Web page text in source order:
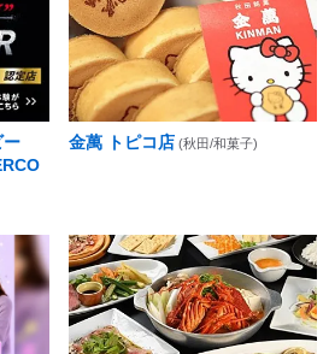
ー
金萬 トピコ店 (秋田/和菓子)